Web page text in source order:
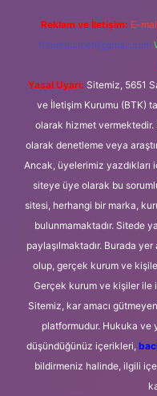
Reklam ve İletişim: E-
forumhizmeti@gmail.com
Yasal Uyarı: Sitemiz, 5651
ve İletişim Kurumu (BTK)
olarak hizmet
olarak denetleme veya
Ancak, üyelerimiz yazdıkları
siteye üye olarak bu
sitesi, herhangi bir marka,
bulunmamaktadır. Sitede
paylaşılmaktadır. Burada
olup, gerçek kurum ve
Gerçek kurum ve kişiler ile
Sitemiz, kar amacı
platformudur. Hukuka ve
düşündüğünüz içerikleri,
bildirmeniz halinde, ilgili